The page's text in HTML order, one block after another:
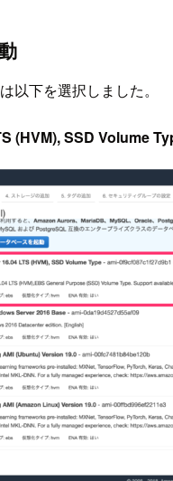
以下を選択しました。
(HVM), SSD Volume